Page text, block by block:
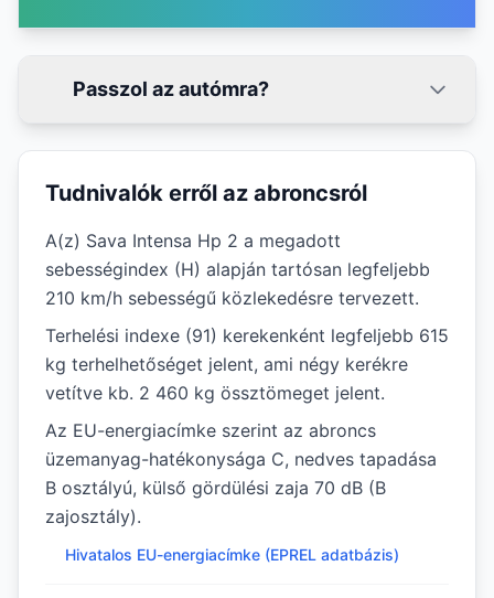
Passzol az autómra?
Tudnivalók erről az abroncsról
A(z) Sava Intensa Hp 2 a megadott
sebességindex (H) alapján tartósan legfeljebb
210 km/h sebességű közlekedésre tervezett.
Terhelési indexe (91) kerekenként legfeljebb 615
kg terhelhetőséget jelent, ami négy kerékre
vetítve kb. 2 460 kg össztömeget jelent.
Az EU-energiacímke szerint az abroncs
üzemanyag-hatékonysága C, nedves tapadása
B osztályú, külső gördülési zaja 70 dB (B
zajosztály).
Hivatalos EU-energiacímke (EPREL adatbázis)